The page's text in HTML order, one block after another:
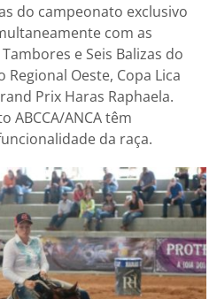
do campeonato exclusivo
com as
e Seis Balizas do
Oeste, Copa Lica
Prix Haras Raphaela.
ABCCA/ANCA têm
da raça.